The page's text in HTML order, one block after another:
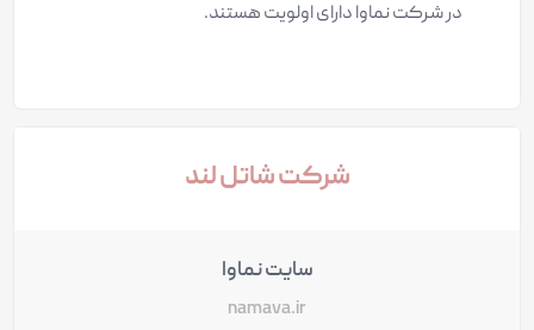
در شرکت نماوا دارای اولویت هستند.
شرکت شاتل لند
سایت نماوا
namava.ir